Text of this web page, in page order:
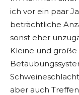
ich vor ein paar
beträchtliche
sonst eher
Kleine und
aber auch